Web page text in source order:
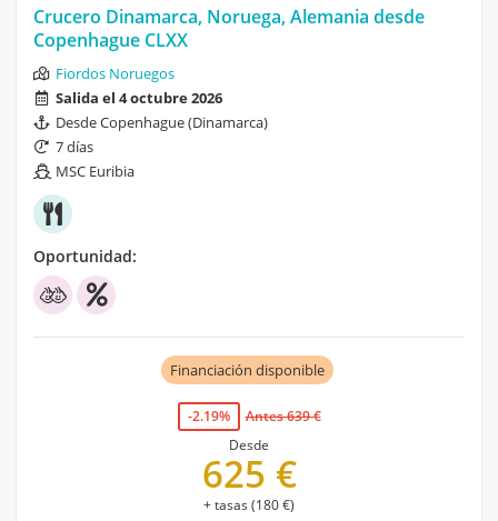
Crucero Dinamarca, Noruega, Alemania desde
Copenhague CLXX
Fiordos Noruegos
Salida el 4 octubre 2026
Desde Copenhague (Dinamarca)
7 días
MSC Euribia
Oportunidad:
Financiación disponible
-2.19%
Antes 639 €
Desde
625 €
+ tasas (180 €)